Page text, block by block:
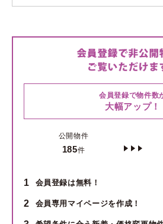
会員登録で物件数
大幅アップ！
公開物件
185件
1 会員登録は無料！
2 会員専用マイページを作成！